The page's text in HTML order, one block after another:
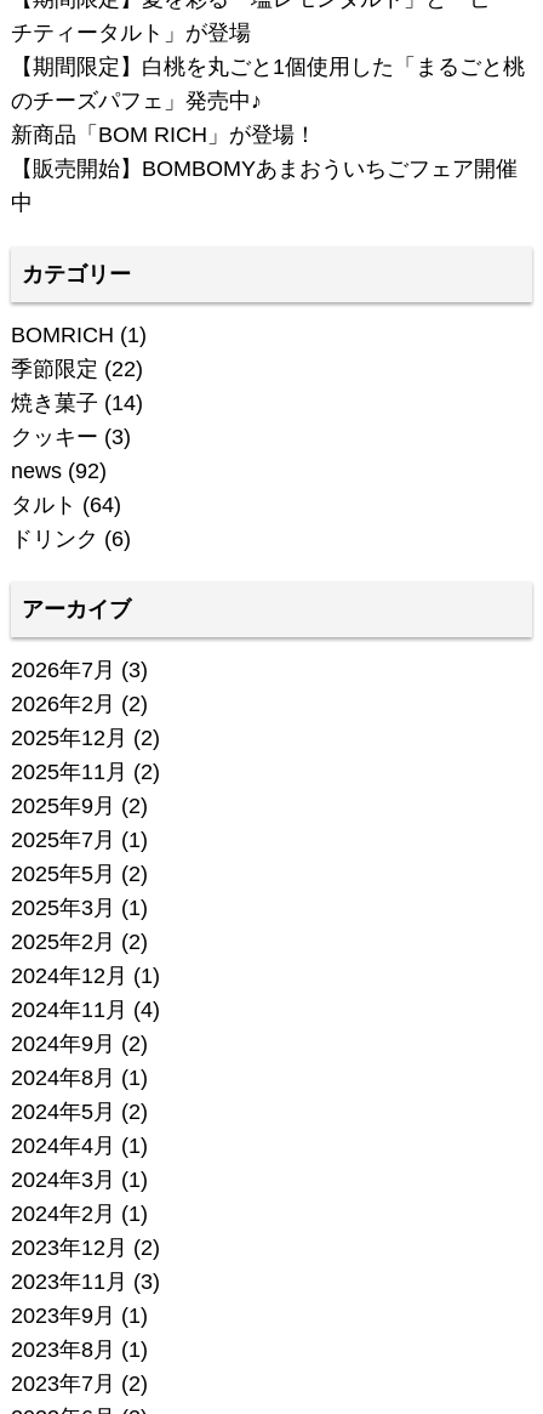
チティータルト」が登場
【期間限定】白桃を丸ごと1個使用した「まるごと桃
のチーズパフェ」発売中♪
新商品「BOM RICH」が登場！
【販売開始】BOMBOMYあまおういちごフェア開催
中
カテゴリー
BOMRICH (1)
季節限定 (22)
焼き菓子 (14)
クッキー (3)
news(92)
タルト (64)
ドリンク (6)
アーカイブ
2026年7月 (3)
2026年2月 (2)
2025年12月 (2)
2025年11月 (2)
2025年9月 (2)
2025年7月 (1)
2025年5月 (2)
2025年3月 (1)
2025年2月 (2)
2024年12月 (1)
2024年11月 (4)
2024年9月 (2)
2024年8月 (1)
2024年5月 (2)
2024年4月 (1)
2024年3月 (1)
2024年2月 (1)
2023年12月 (2)
2023年11月 (3)
2023年9月 (1)
2023年8月 (1)
2023年7月 (2)